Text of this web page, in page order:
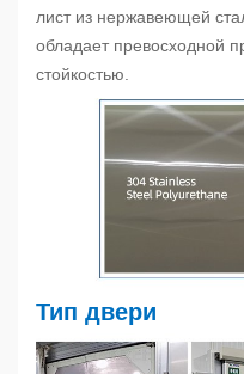
лист из нержавеющей
обладает превосходной
стойкостью.
Тип двери